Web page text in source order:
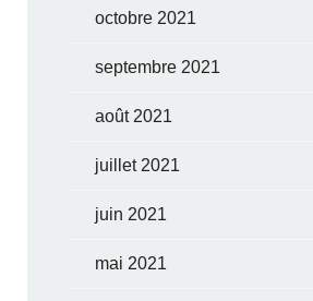
octobre 2021
septembre 2021
août 2021
juillet 2021
juin 2021
mai 2021